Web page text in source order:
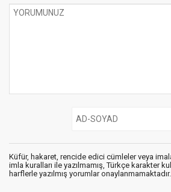
Küfür, hakaret, rencide edici cümleler veya
imla kuralları ile yazılmamış, Türkçe karakter
harflerle yazılmış yorumlar onaylanmamaktadır.